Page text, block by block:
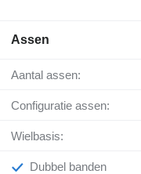
Assen
Aantal assen:
Configuratie assen:
Wielbasis:
Dubbel banden